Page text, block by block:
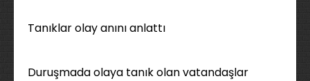
Tanıklar olay anını anlattı
Duruşmada olaya tanık olan vatandaşlar